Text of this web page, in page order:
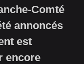
Comté
annoncés
est
encore